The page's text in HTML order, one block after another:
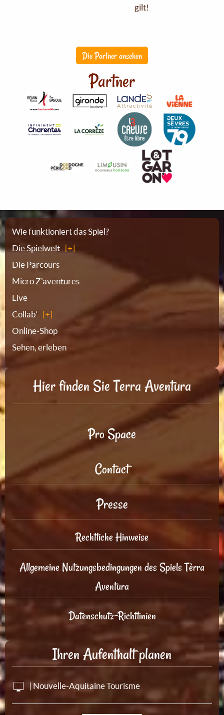
gilt!
Die Partner ansehen
Partner
Sitemap
Wie funktioniert das Spiel?
Die Spielwelt
Die Parcours
Micro Z'aventures
Live
Collab'
Online-Shop
Sehen, erleben
Hier finden Sie Terra Aventura
Pro Space
Contact
Presse
Rechtliche Hinweise
Allgemeine Nutzungsbedingungen des Spiels Tèrra
Aventura
Datenschutz-Richtlinien
Ihren Aufenthalt planen
| Nouvelle-Aquitaine Tourisme